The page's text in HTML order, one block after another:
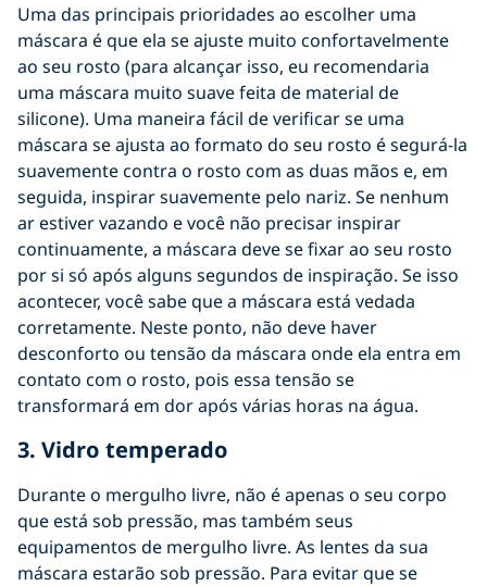
Uma das principais prioridades ao escolher uma
máscara é que ela se ajuste muito confortavelmente
ao seu rosto (para alcançar isso, eu recomendaria
uma máscara muito suave feita de material de
silicone). Uma maneira fácil de verificar se uma
máscara se ajusta ao formato do seu rosto é segurá-la
suavemente contra o rosto com as duas mãos e, em
seguida, inspirar suavemente pelo nariz. Se nenhum
ar estiver vazando e você não precisar inspirar
continuamente, a máscara deve se fixar ao seu rosto
por si só após alguns segundos de inspiração. Se isso
acontecer, você sabe que a máscara está vedada
corretamente. Neste ponto, não deve haver
desconforto ou tensão da máscara onde ela entra em
contato com o rosto, pois essa tensão se
transformará em dor após várias horas na água.
3. Vidro temperado
Durante o mergulho livre, não é apenas o seu corpo
que está sob pressão, mas também seus
equipamentos de mergulho livre. As lentes da sua
máscara estarão sob pressão. Para evitar que se